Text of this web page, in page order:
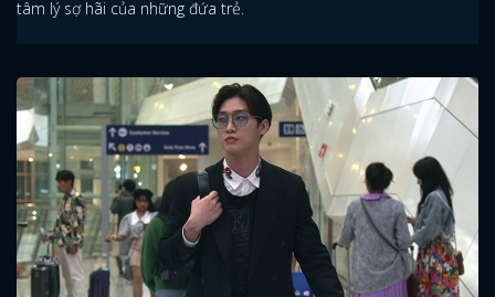
tâm lý sợ hãi của những đứa trẻ.